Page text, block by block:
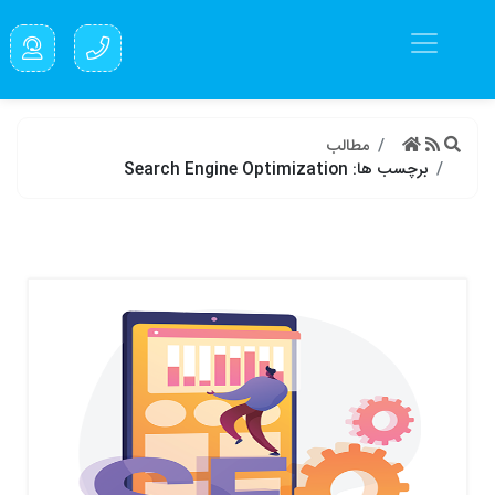
مطالب
برچسب ها: Search Engine Optimization